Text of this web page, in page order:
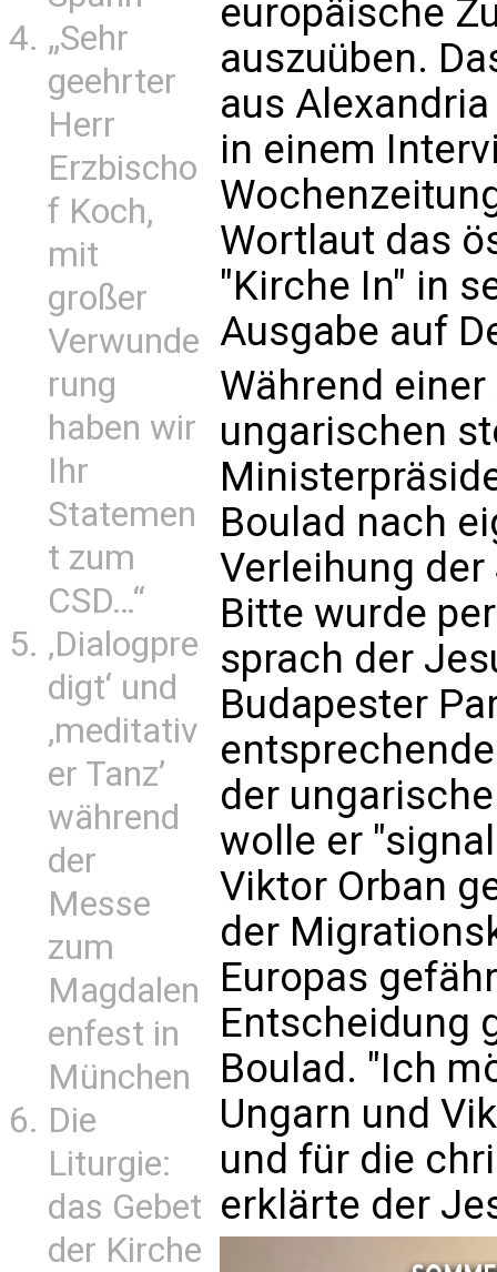
„Sehr
geehrter
Herr
Erzbischo
f Koch,
mit
großer
Verwunde
rung
haben wir
Ihr
Statemen
t zum
CSD…“
‚Dialogpre
digt‘ und
‚meditativ
er Tanz’
während
der
Messe
zum
Magdalen
enfest in
München
Die
Liturgie:
das Gebet
der Kirche
europäische
auszuüben.
aus
in einem
Wortlaut das
"Kirche In" in
Ausgabe auf
Während
ungarischen
Boulad nach
Verleihung
Bitte wurde
sprach der
Budapester
der
wolle er
Viktor Orban
der
Europas
Entscheidung
Boulad. "Ich
Ungarn und
und für die
erklärte der